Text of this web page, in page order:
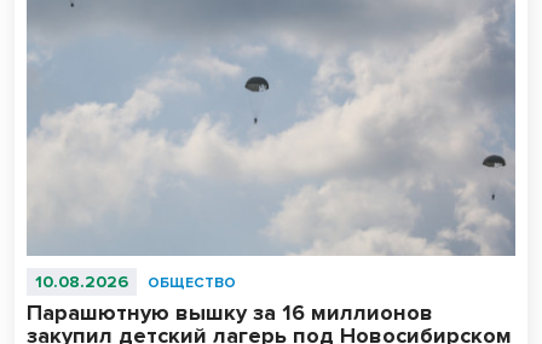
10.08.2026 ОБЩЕСТВО
Парашютную вышку за 16 миллионов
закупил детский лагерь под Новосибирском